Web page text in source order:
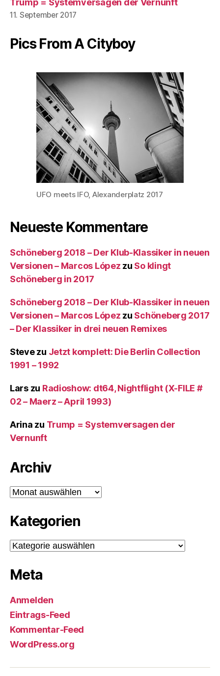
Trump = Systemversagen der Vernunft
11. September 2017
Pics From A Cityboy
UFO meets IFO, Alexanderplatz 2017
Neueste Kommentare
Schöneberg 2018 – Der Klub-Klassiker in neuen
Versionen – Marcos López zu So klingt
Schöneberg in 2017
Schöneberg 2018 – Der Klub-Klassiker in neuen
Versionen – Marcos López zu Schöneberg 2017
– Der Klassiker in drei neuen Remixes
Stevezu Jetzt komplett: Die Berlin Collection
1991 – 1992
Larszu Radioshow: dt64, Nightflight (X-FILE #
02 – Maerz – April 1993)
Arina zu Trump = Systemversagen der
Vernunft
Archiv
Archiv
Kategorien
Kategorien
Meta
Anmelden
Eintrags-Feed
Kommentar-Feed
WordPress.org